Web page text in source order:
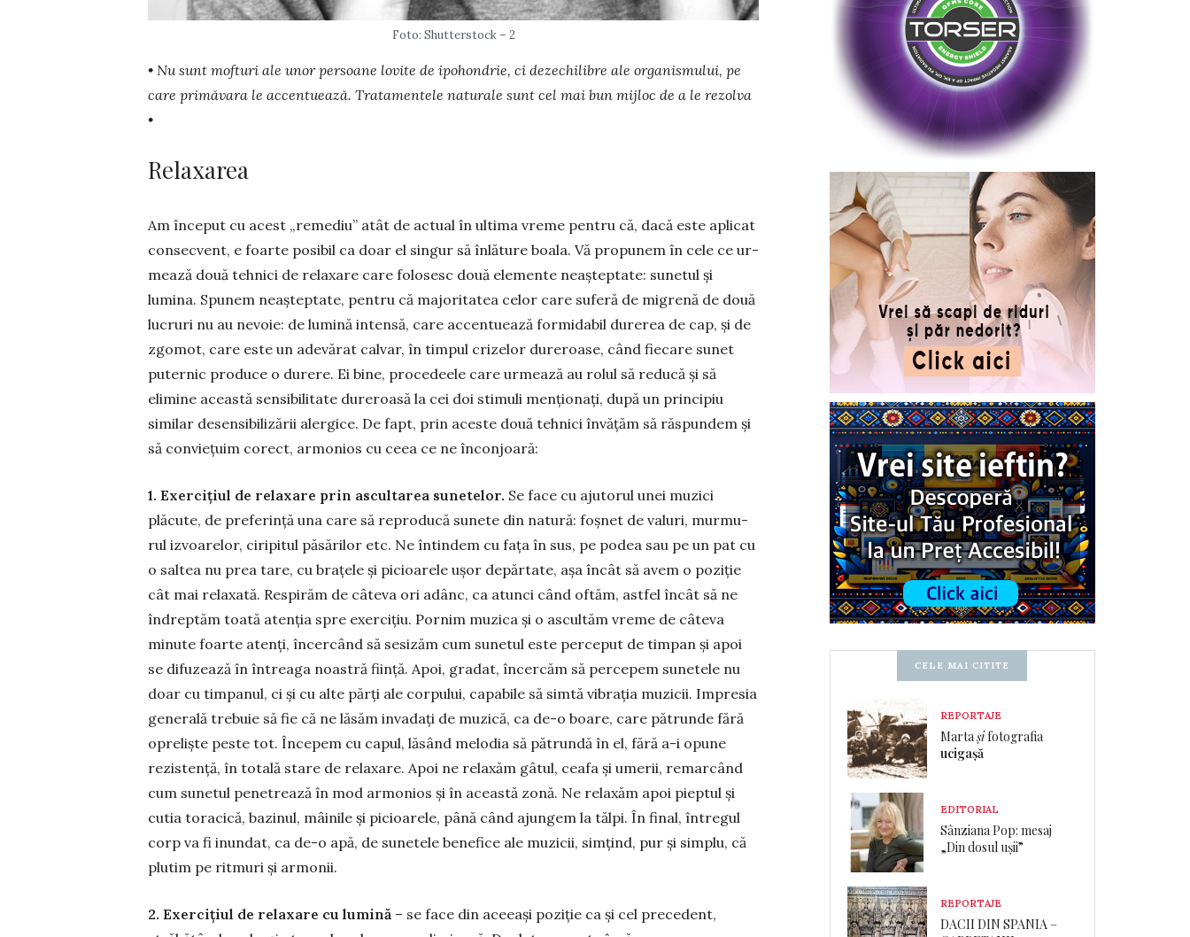
Foto: Shutterstock – 2
• Nu sunt mofturi ale unor persoane lovite de ipohondrie, ci dezechi­libre ale organismului, pe
care primăvara le accentuează. Tratamentele naturale sunt cel mai bun mijloc de a le rezolva
•
Relaxarea
Am început cu acest „remediu” atât de actual în ultima vreme pentru că, dacă este aplicat
consec­vent, e foar­te posibil ca doar el singur să înlăture boala. Vă propunem în cele ce ur­
mea­ză două teh­nici de relaxare care folo­sesc două elemente neașteptate: sune­tul și
lumina. Spunem neaștep­tate, pen­tru că majoritatea celor care sufe­ră de migrenă de două
lucruri nu au nevoie: de lumină intensă, care accen­tuează formidabil durerea de cap, și de
zgomot, care este un ade­vă­rat cal­var, în timpul crizelor dure­roase, când fiecare sunet
pu­ternic pro­duce o du­rere. Ei bine, procedeele care urmea­ză au rolul să reducă și să
elimine această sensibilitate dureroa­să la cei doi stimuli menționați, după un prin­ci­piu
similar desensibilizării alergice. De fapt, prin aceste două tehnici învă­țăm să răs­pundem și
să conviețuim co­rect, armonios cu ceea ce ne încon­joară:
1. Exercițiul de rela­xa­re prin ascultarea su­ne­telor. Se face cu aju­torul unei mu­zici
plăcute, de pre­fe­rință una care să reproducă sunete din natură: foșnet de valuri, mur­mu­
rul izvoarelor, ciripi­tul păsărilor etc. Ne întindem cu fața în sus, pe podea sau pe un pat cu
o saltea nu prea tare, cu brațele și pi­cioa­rele ușor depărtate, așa încât să avem o poziție
cât mai relaxată. Res­pi­răm de câteva ori adânc, ca atunci când oftăm, astfel în­cât să ne
în­dreptăm toată atenția spre exercițiu. Pornim muzica și o as­cul­tăm vreme de câteva
minute foarte atenți, încercând să sesizăm cum su­ne­tul este perce­put de timpan și apoi
se difuzează în întreaga noas­tră fiin­ță. Apoi, gradat, încercăm să per­ce­pem sunetele nu
doar cu tim­panul, ci și cu alte părți ale corpului, capabile să simtă vibrația muzicii. Impresia
ge­nerală trebuie să fie că ne lăsăm invadați de mu­zică, ca de-o boa­re, care pătrunde fără
opreliște pes­te tot. Începem cu capul, lăsând melo­dia să pătrundă în el, fără a-i opune
rezis­tență, în totală stare de rela­xare. Apoi ne relaxăm gâtul, ceafa și umerii, re­marcând
cum sunetul pene­trează în mod armonios și în această zonă. Ne relaxăm apoi piep­tul și
cutia toracică, bazinul, mâinile și picioa­rele, până când ajungem la tălpi. În final, între­gul
corp va fi inundat, ca de-o apă, de sunetele benefice ale muzicii, simțind, pur și simplu, că
plutim pe ritmuri și armonii.
2. Exercițiul de relaxare cu lu­­mină – se face din aceeași poziție ca și cel precedent,
CELE MAI CITITE
REPORTAJE
Martașifotografia
ucigașă
EDITORIAL
Sânziana Pop: mesaj
„Din dosul ușii”
REPORTAJE
DACII DIN SPANIA –